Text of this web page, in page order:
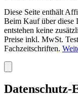
Diese Seite enthält
Beim Kauf über diese
entstehen keine
Preise inkl. MwSt.
Fachzeitschriften.
Datenschutz-